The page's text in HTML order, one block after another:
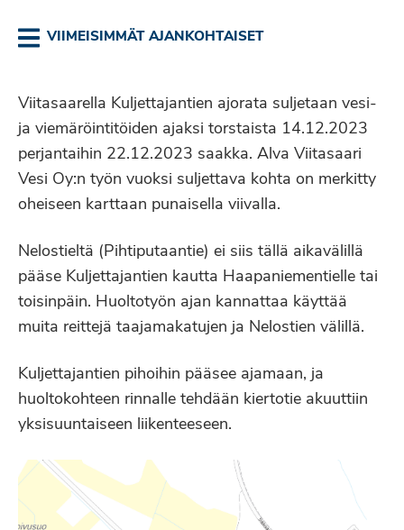
VIIMEISIMMÄT AJANKOHTAISET
Viitasaarella Kuljettajantien ajorata suljetaan vesi-
ja viemäröintitöiden ajaksi torstaista 14.12.2023
perjantaihin 22.12.2023 saakka. Alva Viitasaari
Vesi Oy:n työn vuoksi suljettava kohta on merkitty
oheiseen karttaan punaisella viivalla.
Nelostieltä (Pihtiputaantie) ei siis tällä aikavälillä
pääse Kuljettajantien kautta Haapaniementielle tai
toisinpäin. Huoltotyön ajan kannattaa käyttää
muita reittejä taajamakatujen ja Nelostien välillä.
Kuljettajantien pihoihin pääsee ajamaan, ja
huoltokohteen rinnalle tehdään kiertotie akuuttiin
yksisuuntaiseen liikenteeseen.